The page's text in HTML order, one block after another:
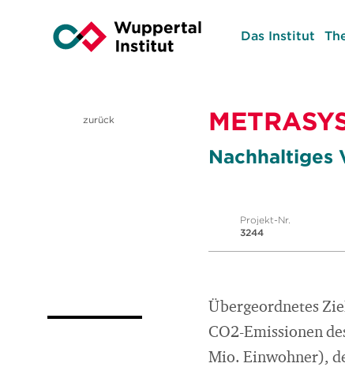
Das Institut
zurück
Nachhaltiges
Projekt-Nr.
3244
Übergeordnetes
CO2-Emissionen
Mio. Einwohner),